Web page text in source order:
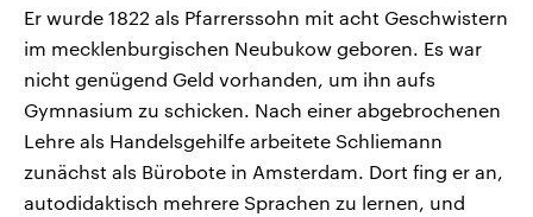
Er wurde 1822 als Pfarrerssohn mit acht Geschwistern
im mecklenburgischen Neubukow geboren. Es war
nicht genügend Geld vorhanden, um ihn aufs
Gymnasium zu schicken. Nach einer abgebrochenen
Lehre als Handelsgehilfe arbeitete Schliemann
zunächst als Bürobote in Amsterdam. Dort fing er an,
autodidaktisch mehrere Sprachen zu lernen, und